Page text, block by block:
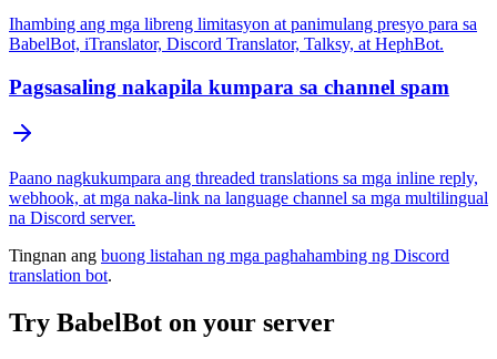
Ihambing ang mga libreng limitasyon at panimulang presyo para sa
BabelBot, iTranslator, Discord Translator, Talksy, at HephBot.
Pagsasaling nakapila kumpara sa channel spam
Paano nagkukumpara ang threaded translations sa mga inline reply,
webhook, at mga naka-link na language channel sa mga multilingual
na Discord server.
Tingnan ang buong listahan ng mga paghahambing ng Discord
translation bot.
Try BabelBot on your server